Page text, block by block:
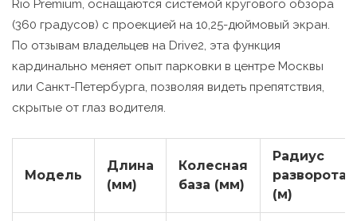
Rio Premium, оснащаются системой кругового обзора
(360 градусов) с проекцией на 10,25-дюймовый экран.
По отзывам владельцев на Drive2, эта функция
кардинально меняет опыт парковки в центре Москвы
или Санкт-Петербурга, позволяя видеть препятствия,
скрытые от глаз водителя.
Модель
Длина
(мм)
Колесная
база (мм)
Радиус
разворота
(м)